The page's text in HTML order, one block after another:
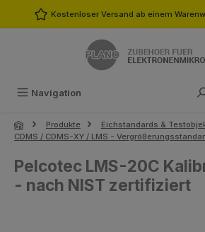
Zum Hauptinhalt springen
Kostenloser Versand ab einem
Navigation
Produkte
Eichstandards &
CDMS / CDMS-XY / LMS -
Pelcotec LMS-20C
- nach NIST zertifiziert